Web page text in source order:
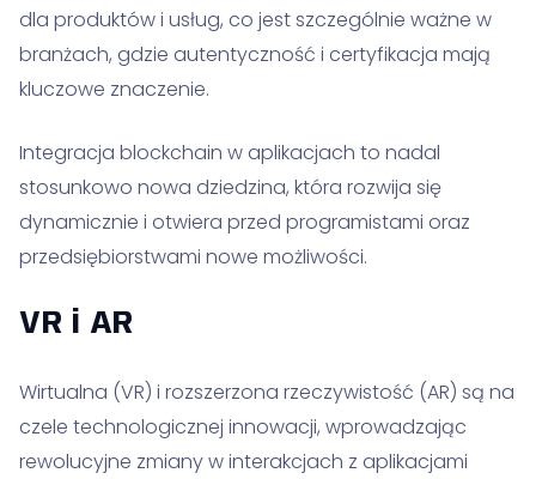
dla produktów i usług, co jest szczególnie ważne w
branżach, gdzie autentyczność i certyfikacja mają
kluczowe znaczenie.
Integracja blockchain w aplikacjach to nadal
stosunkowo nowa dziedzina, która rozwija się
dynamicznie i otwiera przed programistami oraz
przedsiębiorstwami nowe możliwości.
VR i AR
Wirtualna (VR) i rozszerzona rzeczywistość (AR) są na
czele technologicznej innowacji, wprowadzając
rewolucyjne zmiany w interakcjach z aplikacjami